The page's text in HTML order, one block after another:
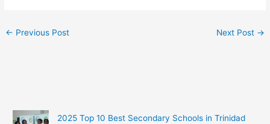
← Previous Post Next Post →
2025 Top 10 Best Secondary Schools in Trinidad